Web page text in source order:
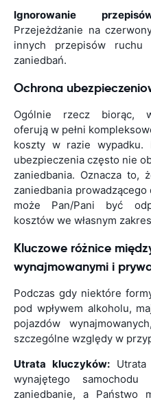
Ignorowanie
Przejeżdżanie na
innych przepisów
zaniedbań.
Ochrona
Ogólnie rzecz biorąc,
oferują w pełni
koszty w razie wypadku.
ubezpieczenia często nie
zaniedbania. Oznacza to,
zaniedbania
może Pan/Pani być
kosztów we własnym
Kluczowe różnice
wynajmowanymi i
Podczas gdy niektóre
pod wpływem alkoholu,
pojazdów
szczególne względy w
Utrata kluczyków:
wynajętego
zaniedbanie, a Państwo